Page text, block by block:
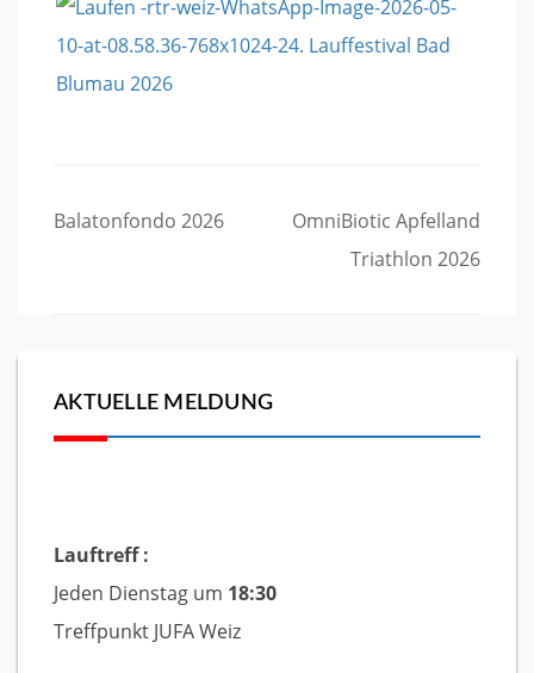
Beitragsnavigation
Balatonfondo 2026
OmniBiotic Apfelland
Triathlon 2026
AKTUELLE MELDUNG
Lauftreff :
Jeden Dienstag um 18:30
Treffpunkt JUFA Weiz